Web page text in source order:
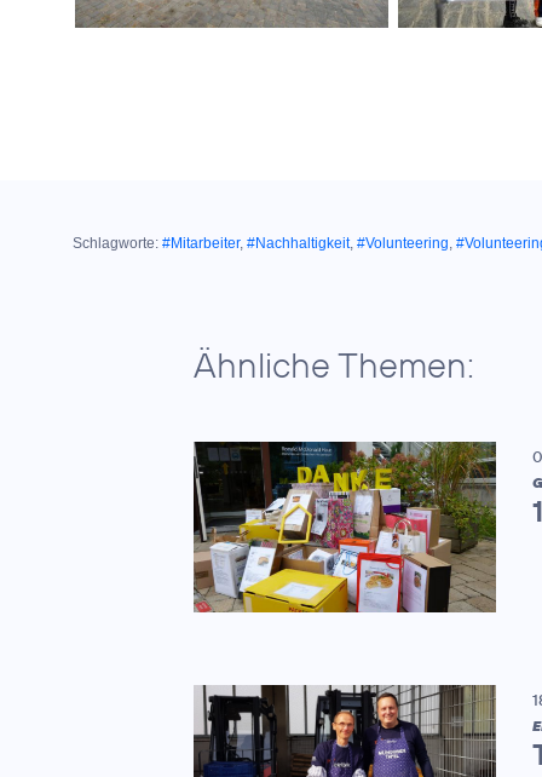
Schlagworte: #Mitarbeiter, #Nachhaltigkeit, #Volunteering
Ähnliche Themen: